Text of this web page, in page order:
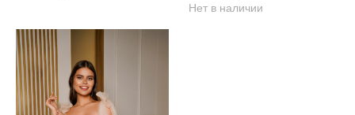
Нет в наличии